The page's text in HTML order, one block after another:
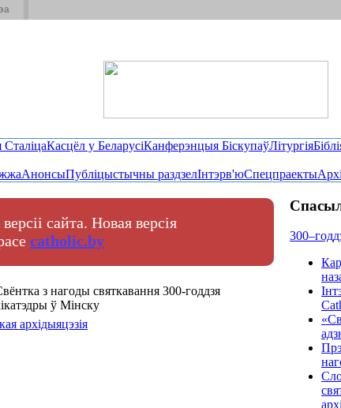
СталіцаКасцёл у БеларусіКанферэнцыя БіскупаўЛітургія
АнонсыПубліцыстычны раздзелІнтэрв'юСпецпраекты
сайта. Новая версія
catholic.by
з нагоды святкавання 300-годдзя
ў Мінску
архідыяцэзія